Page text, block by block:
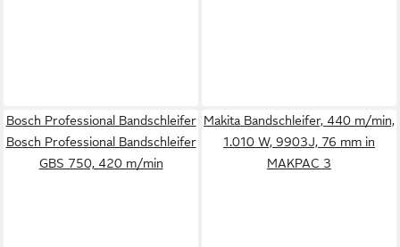
Bosch Professional Bandschleifer
Bosch Professional Bandschleifer
GBS 750, 420 m/min
Makita Bandschleifer, 440 m/min,
1.010 W, 9903J, 76 mm in
MAKPAC 3